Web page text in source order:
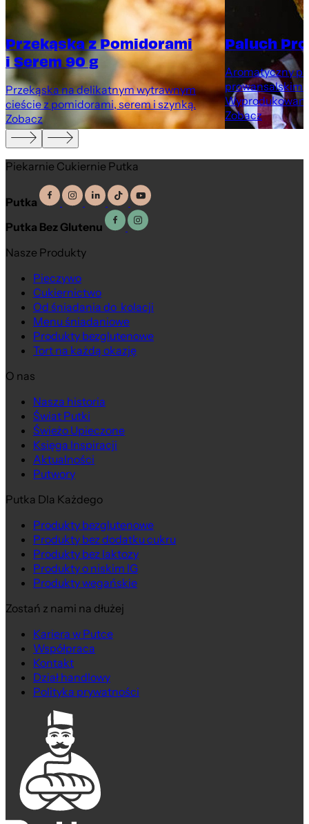
Przekąska z Pomidorami
i Serem 90 g
Przekąska na delikatnym wytrawnym
cieście z pomidorami, serem i szynką.
Zobacz
Paluch
Aromatyczny
prowansalskimi
Zobacz
Piekarnie Cukiernie Putka
Putka
Putka Bez Glutenu
Nasze Produkty
Pieczywo
Cukiernictwo
Od śniadania do kolacji
Menu śniadaniowe
Produkty bezglutenowe
Tort na każdą okazję
O nas
Nasza historia
Świat Putki
Świeżo Upieczone
Księga Inspiracji
Aktualności
Putwory
Putka Dla Każdego
Produkty bezglutenowe
Produkty bez dodatku cukru
Produkty bez laktozy
Produkty o niskim IG
Produkty wegańskie
Zostań z nami na dłużej
Kariera w Putce
Współpraca
Kontakt
Dział handlowy
Polityka prywatności